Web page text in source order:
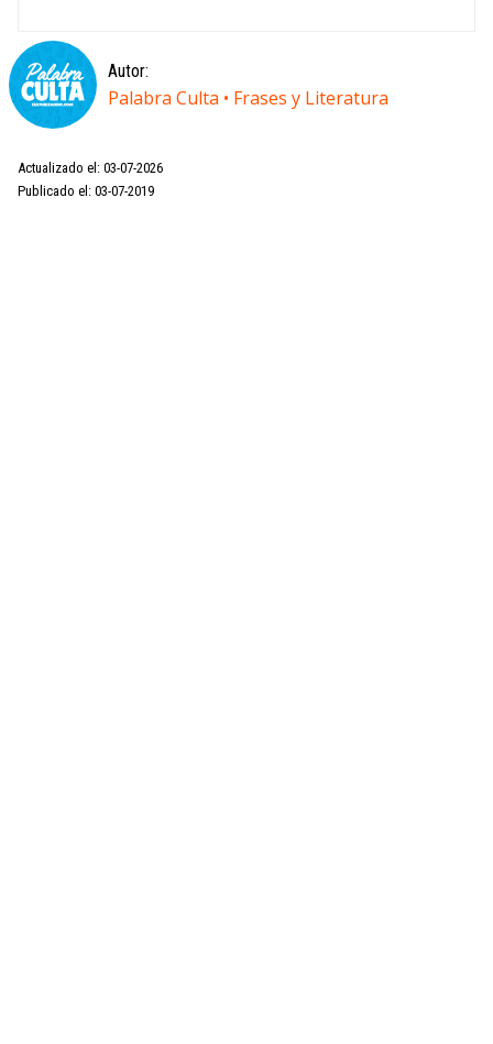
Autor:
Palabra Culta • Frases y Literatura
Actualizado el: 03-07-2026
Publicado el: 03-07-2019